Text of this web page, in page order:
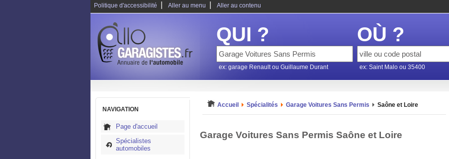
Politique d'accessibilité Aller au menu Aller au contenu
QUI ?
ex: garage Renault ou Guillaume Durant
OÙ ?
ex: Saint Malo ou 35400
NAVIGATION
Page d'accueil
Spécialistes
automobiles
Accueil Spécialités Garage Voitures Sans Permis Saône et Loire
Garage Voitures Sans Permis Saône et Loire